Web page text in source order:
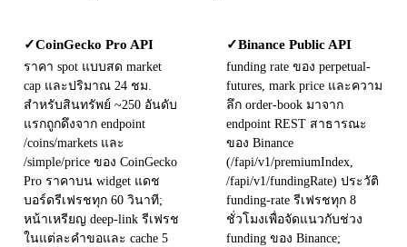
✓CoinGecko Pro API
ราคา spot แบบสด market
cap และปริมาณ 24 ชม.
สำหรับสินทรัพย์ ~250 อันดับ
แรกถูกดึงจาก endpoint
/coins/markets และ
/simple/price ของ CoinGecko
Pro ราคาบน widget แดช
บอร์ดรีเฟรชทุก 60 วินาที;
หน้าเหรียญ deep-link รีเฟรช
ในแต่ละคำขอและ cache 5
✓Binance Public API
funding rate ของ perpetual-
futures, mark price และความ
ลึก order-book มาจาก
endpoint REST สาธารณะ
ของ Binance
(/fapi/v1/premiumIndex,
/fapi/v1/fundingRate) ประวัติ
funding-rate รีเฟรชทุก 8
ชั่วโมงเพื่อจัดแนวกับช่วง
funding ของ Binance;